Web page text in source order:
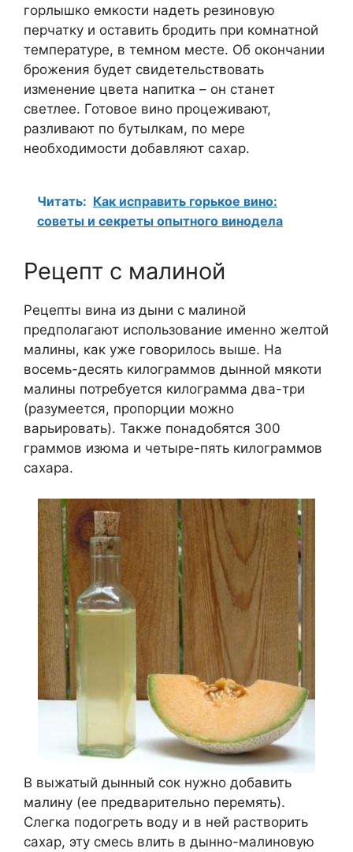
горлышко емкости надеть резиновую
перчатку и оставить бродить при комнатной
температуре, в темном месте. Об окончании
брожения будет свидетельствовать
изменение цвета напитка – он станет
светлее. Готовое вино процеживают,
разливают по бутылкам, по мере
необходимости добавляют сахар.
Читать: Как исправить горькое вино:
советы и секреты опытного винодела
Рецепт с малиной
Рецепты вина из дыни с малиной
предполагают использование именно желтой
малины, как уже говорилось выше. На
восемь-десять килограммов дынной мякоти
малины потребуется килограмма два-три
(разумеется, пропорции можно
варьировать). Также понадобятся 300
граммов изюма и четыре-пять килограммов
сахара.
В выжатый дынный сок нужно добавить
малину (ее предварительно перемять).
Слегка подогреть воду и в ней растворить
сахар, эту смесь влить в дынно-малиновую